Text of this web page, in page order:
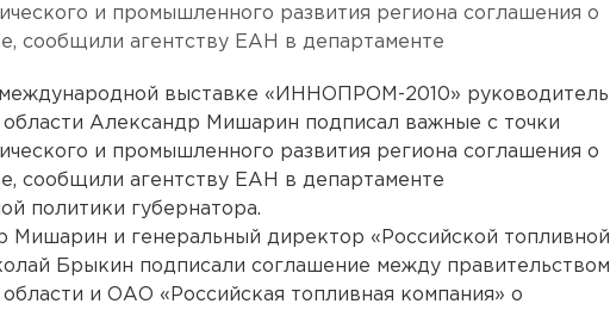
и промышленного развития региона соглашения о
сообщили агентству ЕАН в департаменте
выставке «ИННОПРОМ-2010» руководитель
Александр Мишарин подписал важные с точки
и промышленного развития региона соглашения о
сообщили агентству ЕАН в департаменте
политики губернатора.
Мишарин и генеральный директор «Российской топливной
Брыкин подписали соглашение между правительством
и ОАО «Российская топливная компания» о